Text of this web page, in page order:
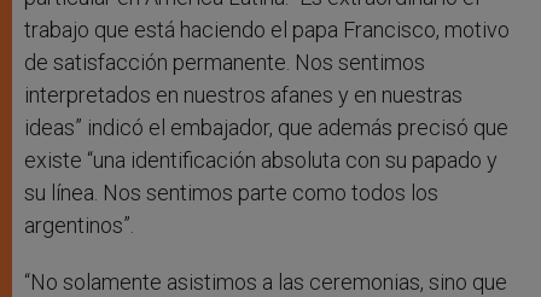
trabajo que está haciendo el papa Francisco, motivo
de satisfacción permanente. Nos sentimos
interpretados en nuestros afanes y en nuestras
ideas” indicó el embajador, que además precisó que
existe “una identificación absoluta con su papado y
su línea. Nos sentimos parte como todos los
argentinos”.
“No solamente asistimos a las ceremonias, sino que